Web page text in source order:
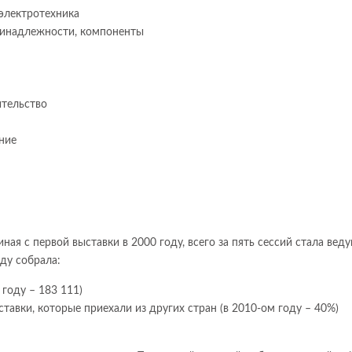
компоненты
с первой выставки в 2000 году, всего за пять сессий стала
собрала:
– 183 111)
которые приехали из других стран (в 2010-ом году – 40%)